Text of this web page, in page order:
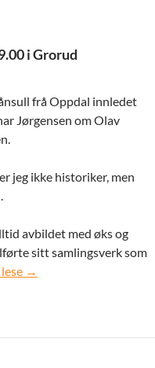
i Grorud
frå Oppdal innledet
Jørgensen om Olav
jeg ikke historiker, men
avbildet med øks og
sitt samlingsverk som
Tirsdag 3. desember
→